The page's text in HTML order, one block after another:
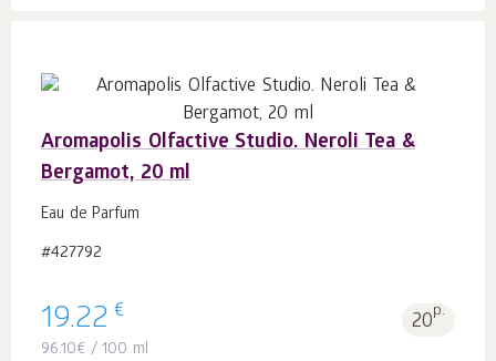
Aromapolis Olfactive Studio. Neroli Tea &
Bergamot, 20 ml
Eau de Parfum
#427792
19.22 € 20p.
96.10€ / 100 ml